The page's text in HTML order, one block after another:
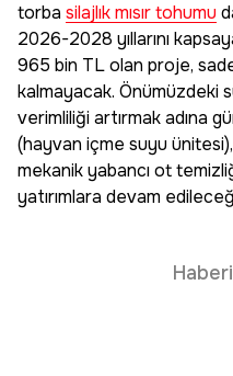
torba silajlık mısır tohumu
2026-2028 yıllarını
965 bin TL olan proje,
kalmayacak. Önümüzdeki
verimliliği artırmak adına
(hayvan içme suyu ünitesi),
mekanik yabancı ot
yatırımlara devam